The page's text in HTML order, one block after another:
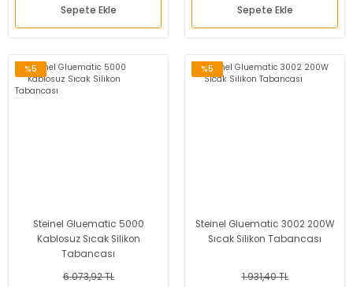
Sepete Ekle Sepete Ekle
%5
Steinel Gluematic 5000
Kablosuz Sıcak Silikon
Tabancası
6.073,92 TL
%5
Steinel Gluematic 3002 200W
Sıcak Silikon Tabancası
1.931,40 TL